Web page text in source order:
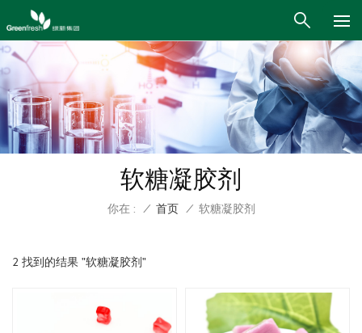
软糖凝胶剂
你在 : / 首页 / 软糖凝胶剂
2 找到的结果 "软糖凝胶剂"